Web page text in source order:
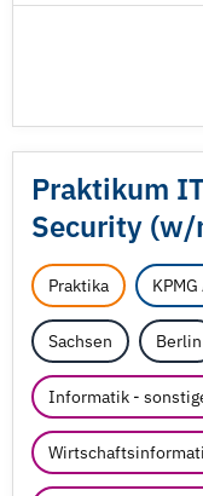
Praktikum
Security (w/
Praktika
Sachsen Berlin
Informatik -